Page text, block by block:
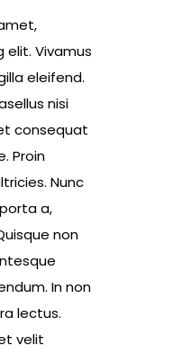
Vivamus
eleifend.
nisi
consequat
Proin
Nunc
a,
non
In non
lectus.
velit